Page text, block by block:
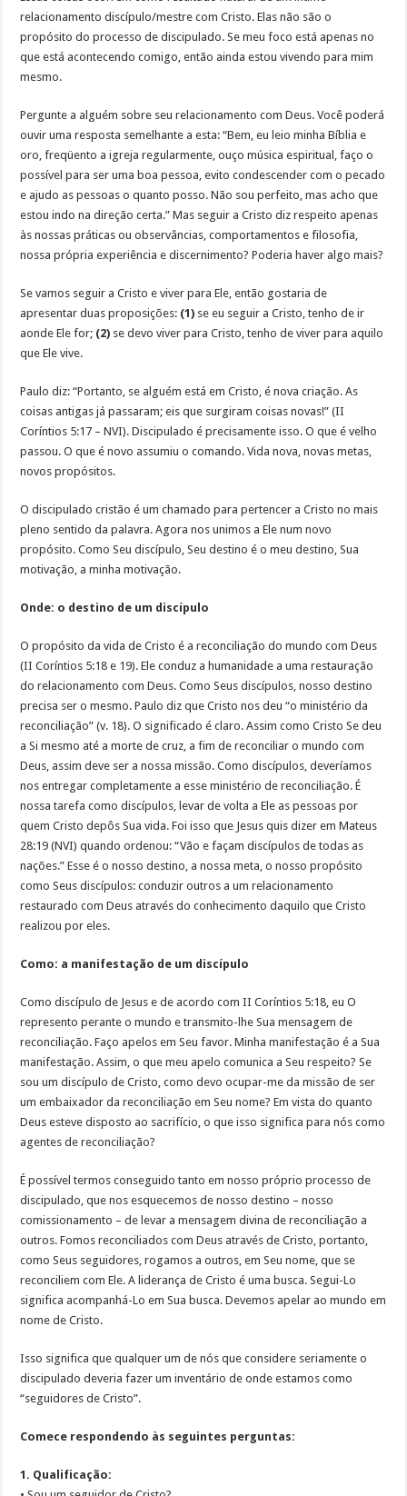
relacionamento discípulo/mestre com Cristo. Elas não são o
propósito do processo de discipulado. Se meu foco está apenas no
que está acontecendo comigo, então ainda estou vivendo para mim
mesmo.
Pergunte a alguém sobre seu relacionamento com Deus. Você poderá
ouvir uma resposta semelhante a esta: “Bem, eu leio minha Bíblia e
oro, freqüento a igreja regularmente, ouço música espiritual, faço o
possível para ser uma boa pessoa, evito condescender com o pecado
e ajudo as pessoas o quanto posso. Não sou perfeito, mas acho que
estou indo na direção certa.” Mas seguir a Cristo diz respeito apenas
às nossas práticas ou observâncias, comportamentos e filosofia,
nossa própria experiência e discernimento? Poderia haver algo mais?
Se vamos seguir a Cristo e viver para Ele, então gostaria de
apresentar duas proposições: (1) se eu seguir a Cristo, tenho de ir
aonde Ele for; (2) se devo viver para Cristo, tenho de viver para aquilo
que Ele vive.
Paulo diz: “Portanto, se alguém está em Cristo, é nova criação. As
coisas antigas já passaram; eis que surgiram coisas novas!” (II
Coríntios 5:17 – NVI). Discipulado é precisamente isso. O que é velho
passou. O que é novo assumiu o comando. Vida nova, novas metas,
novos propósitos.
O discipulado cristão é um chamado para pertencer a Cristo no mais
pleno sentido da palavra. Agora nos unimos a Ele num novo
propósito. Como Seu discípulo, Seu destino é o meu destino, Sua
motivação, a minha motivação.
Onde: o destino de um discípulo
O propósito da vida de Cristo é a reconciliação do mundo com Deus
(II Coríntios 5:18 e 19). Ele conduz a humanidade a uma restauração
do relacionamento com Deus. Como Seus discípulos, nosso destino
precisa ser o mesmo. Paulo diz que Cristo nos deu “o ministério da
reconciliação” (v. 18). O significado é claro. Assim como Cristo Se deu
a Si mesmo até a morte de cruz, a fim de reconciliar o mundo com
Deus, assim deve ser a nossa missão. Como discípulos, deveríamos
nos entregar completamente a esse ministério de reconciliação. É
nossa tarefa como discípulos, levar de volta a Ele as pessoas por
quem Cristo depôs Sua vida. Foi isso que Jesus quis dizer em Mateus
28:19 (NVI) quando ordenou: “Vão e façam discípulos de todas as
nações.” Esse é o nosso destino, a nossa meta, o nosso propósito
como Seus discípulos: conduzir outros a um relacionamento
restaurado com Deus através do conhecimento daquilo que Cristo
realizou por eles.
Como: a manifestação de um discípulo
Como discípulo de Jesus e de acordo com II Coríntios 5:18, eu O
represento perante o mundo e transmito-lhe Sua mensagem de
reconciliação. Faço apelos em Seu favor. Minha manifestação é a Sua
manifestação. Assim, o que meu apelo comunica a Seu respeito? Se
sou um discípulo de Cristo, como devo ocupar-me da missão de ser
um embaixador da reconciliação em Seu nome? Em vista do quanto
Deus esteve disposto ao sacrifício, o que isso significa para nós como
agentes de reconciliação?
É possível termos conseguido tanto em nosso próprio processo de
discipulado, que nos esquecemos de nosso destino – nosso
comissionamento – de levar a mensagem divina de reconciliação a
outros. Fomos reconciliados com Deus através de Cristo, portanto,
como Seus seguidores, rogamos a outros, em Seu nome, que se
reconciliem com Ele. A liderança de Cristo é uma busca. Segui-Lo
significa acompanhá-Lo em Sua busca. Devemos apelar ao mundo em
nome de Cristo.
Isso significa que qualquer um de nós que considere seriamente o
discipulado deveria fazer um inventário de onde estamos como
“seguidores de Cristo”.
Comece respondendo às seguintes perguntas:
1. Qualificação: